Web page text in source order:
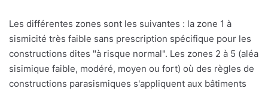
Les différentes zones sont les suivantes : la zone 1 à
sismicité très faible sans prescription spécifique pour les
constructions dites "à risque normal". Les zones 2 à 5 (aléa
sisimique faible, modéré, moyen ou fort) où des règles de
constructions parasismiques s'appliquent aux bâtiments